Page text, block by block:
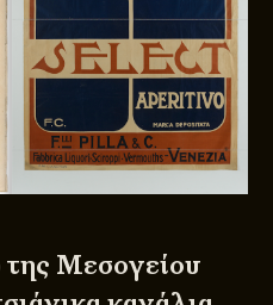
Μεσογείου